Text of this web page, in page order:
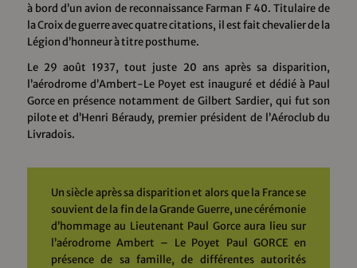
à bord d’un avion de reconnaissance Farman F 40. Titulaire de
la Croix de guerre avec quatre citations, il est fait chevalier de la
Légion d’honneur à titre posthume.
Le 29 août 1937, tout juste 20 ans après sa disparition,
l’aérodrome d’Ambert-Le Poyet est inauguré et dédié à Paul
Gorce en présence notamment de Gilbert Sardier, qui fut son
pilote et d’Henri Béraudy, premier président de l’Aéroclub du
Livradois.
Un siècle après sa disparition et alors que la France se
souvient de la fin de la Grande Guerre, une cérémonie
d’hommage au Lieutenant Paul Gorce aura lieu sur
l’aérodrome Ambert – Le Poyet Paul GORCE en
présence de sa famille, de différentes autorités